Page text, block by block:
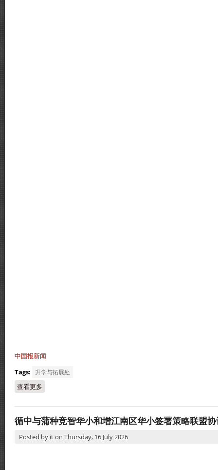
中国报新闻
Tags: 升学与拓展处
查看更多
循中与蒲种竞智华小和增江南区华小签署策略联盟
Posted by iton Thursday, 16 July 2026